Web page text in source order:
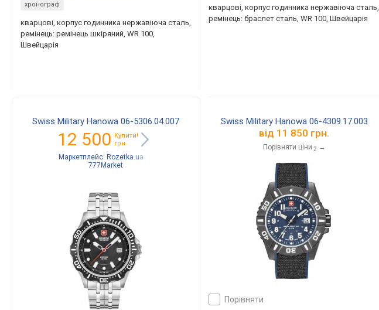
хронограф
кварцові, корпус годинника нержавіюча сталь,
ремінець: ремінець шкіряний, WR 100,
Швейцарія
кварцові, корпус годинника нержавіюча сталь,
ремінець: браслет сталь, WR 100, Швейцарія
Swiss Military Hanowa 06-5306.04.007
12 500 Купити!
грн.
Маркетплейс: Rozetka.ua
777Market
Swiss Military Hanowa 06-4309.17.003
від 11 850 грн.
Порівняти ціни 2 →
порівняти